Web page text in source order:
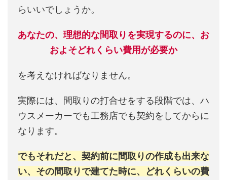
らいいでしょうか。
あなたの、理想的な間取りを実現するのに、お
およそどれくらい費用が必要か
を考えなければなりません。
実際には、間取りの打合せをする段階では、ハ
ウスメーカーでも工務店でも契約をしてからに
なります。
でもそれだと、契約前に間取りの作成も出来な
い、その間取りで建てた時に、どれくらいの費